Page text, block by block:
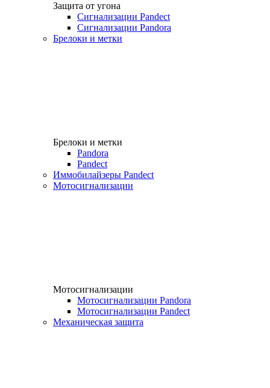
Защита от угона
Сигнализации Pandect
Сигнализации Pandora
Брелоки и метки
Брелоки и метки
Pandora
Pandect
Иммобилайзеры Pandect
Мотосигнализации
Мотосигнализации
Мотосигнализации Pandora
Мотосигнализации Pandect
Механическая защита